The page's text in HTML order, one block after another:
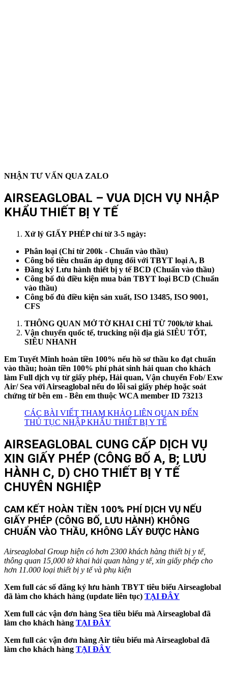
NHẬN TƯ VẤN QUA ZALO
AIRSEAGLOBAL – VUA DỊCH VỤ NHẬP
KHẨU THIẾT BỊ Y TẾ
Xử lý GIẤY PHÉP chỉ từ 3-5 ngày:
Phân loại (Chỉ từ 200k - Chuẩn vào thầu)
Công bố tiêu chuẩn áp dụng đối với TBYT loại A, B
Đăng ký Lưu hành thiết bị y tế BCD (Chuẩn vào thầu)
Công bố đủ điều kiện mua bán TBYT loại BCD (Chuẩn
vào thầu)
Công bố đủ điều kiện sản xuất, ISO 13485, ISO 9001,
CFS
THÔNG QUAN MỞ TỜ KHAI CHỈ TỪ 700k/tờ khai.
Vận chuyển quốc tế, trucking nội địa giá SIÊU TỐT,
SIÊU NHANH
Em Tuyết Minh hoàn tiền 100% nếu hồ sơ thầu ko đạt chuẩn
vào thầu; hoàn tiền 100% phí phát sinh hải quan cho khách
làm Full dịch vụ từ giấy phép, Hải quan, Vận chuyển Fob/ Exw
Air/ Sea với Airseaglobal nếu do lỗi sai giấy phép hoặc soát
chứng từ bên em - Bên em thuộc WCA member ID 73213
CÁC BÀI VIẾT THAM KHẢO LIÊN QUAN ĐẾN
THỦ TỤC NHẬP KHẨU THIẾT BỊ Y TẾ
AIRSEAGLOBAL CUNG CẤP DỊCH VỤ
XIN GIẤY PHÉP (CÔNG BỐ A, B; LƯU
HÀNH C, D) CHO THIẾT BỊ Y TẾ
CHUYÊN NGHIỆP
CAM KẾT HOÀN TIỀN 100% PHÍ DỊCH VỤ NẾU
GIẤY PHÉP (CÔNG BỐ, LƯU HÀNH) KHÔNG
CHUẨN VÀO THẦU, KHÔNG LẤY ĐƯỢC HÀNG
Airseaglobal Group hiện có hơn 2300 khách hàng thiết bị y tế,
thông quan 15,000 tờ khai hải quan hàng y tế, xin giấy phép cho
hơn 11.000 loại thiết bị y tế và phụ kiện
Xem full các số đăng ký lưu hành TBYT tiêu biểu Airseaglobal
đã làm cho khách hàng (update liên tục) TẠI ĐÂY
Xem full các vận đơn hàng Sea tiêu biểu mà Airseaglobal đã
làm cho khách hàng TẠI ĐÂY
Xem full các vận đơn hàng Air tiêu biểu mà Airseaglobal đã
làm cho khách hàng TẠI ĐÂY